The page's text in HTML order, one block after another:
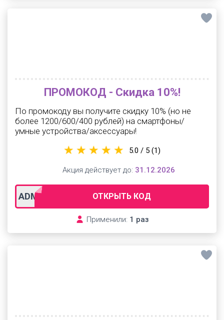
ПРОМОКОД - Скидка 10%!
По промокоду вы получите скидку 10% (но не
более 1200/600/400 рублей) на смартфоны/
умные устройства/аксессуары!
ADMTD1201 ОТКРЫТЬ КОД
Применили: 1 раз
5.0 / 5 (1)
Акция действует до: 31.12.2026